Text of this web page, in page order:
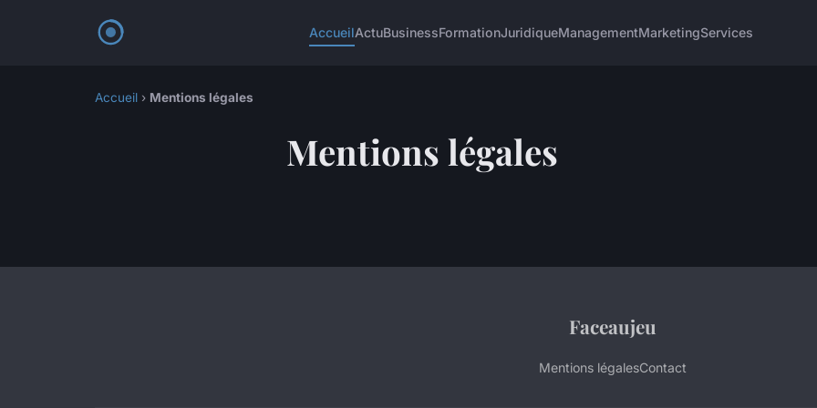
AccueilActuBusinessFormationJuridiqueManagementMarketingServices
Accueil › Mentions légales
Mentions légales
Faceaujeu
Mentions légalesContact